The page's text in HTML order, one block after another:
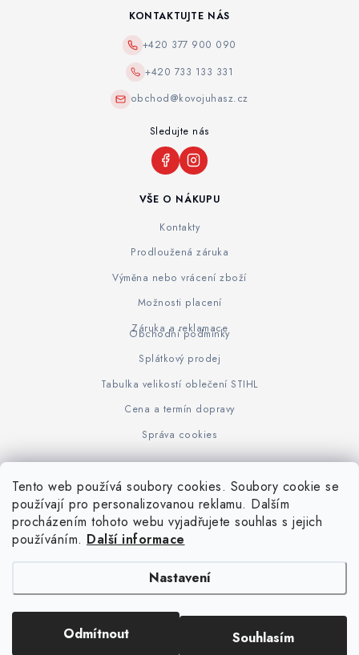
Tento web používá soubory cookies. Soubory cookie se
používají pro personalizovanou reklamu. Dalším
procházením tohoto webu vyjadřujete souhlas s jejich
používáním. Další informace
Nastavení
Odmítnout Souhlasím
VŠE O NÁKUPU
Kontakty
Prodloužená záruka
Výměna nebo vrácení zboží
Možnosti placení
Záruka a reklamace
Obchodní podmínky
Splátkový prodej
Tabulka velikostí oblečení STIHL
Cena a termín dopravy
Správa cookies
KONTAKTUJTE NÁS
+420 377 900 090
+420 733 133 331
obchod@kovojuhasz.cz
Sledujte nás
www.KOVOJUHASZ.cz Výrobce STIHL STIHL Timbersport
iPloty.cz - PLETIVA A NÁŘADÍ. Všechna práva vyhrazena.
Upravit nastavení cookies